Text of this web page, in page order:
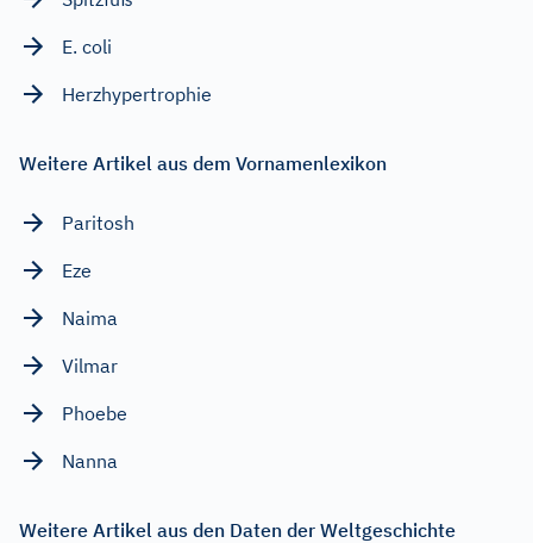
E. coli
Herzhypertrophie
Weitere Artikel aus dem Vornamenlexikon
Paritosh
Eze
Naima
Vilmar
Phoebe
Nanna
Weitere Artikel aus den Daten der Weltgeschichte